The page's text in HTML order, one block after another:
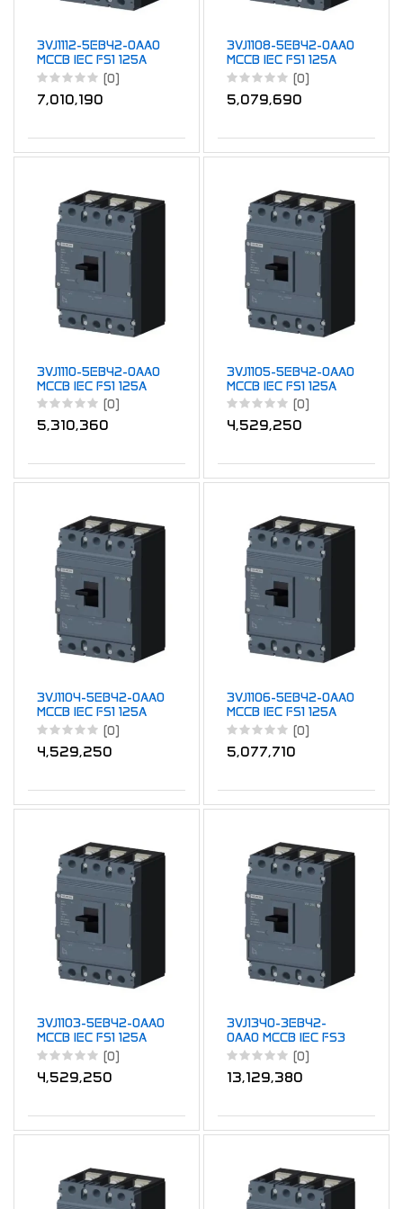
3VJ1112-5EB42-0AA0
MCCB IEC FS1 125A
TM ATFM 4P 36kA
(0)
7,010,190
3VJ1108-5EB42-0AA0
MCCB IEC FS1 125A
TM ATFM 4P 36kA
(0)
5,079,690
3VJ1110-5EB42-0AA0
MCCB IEC FS1 125A
TM ATFM 4P 36kA
(0)
5,310,360
3VJ1105-5EB42-0AA0
MCCB IEC FS1 125A
TM ATFM 4P 36kA
(0)
4,529,250
3VJ1104-5EB42-0AA0
MCCB IEC FS1 125A
TM ATFM 4P 36kA
(0)
4,529,250
3VJ1106-5EB42-0AA0
MCCB IEC FS1 125A
TM ATFM 4P 36kA
(0)
5,077,710
3VJ1103-5EB42-0AA0
MCCB IEC FS1 125A
TM ATFM 4P 36kA
(0)
4,529,250
3VJ1340-3EB42-
0AA0 MCCB IEC FS3
400A TM ATFM 4P
25kA 400A
(0)
13,129,380